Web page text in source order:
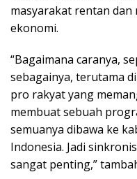
masyarakat rentan
ekonomi.
“Bagaimana caranya,
sebagainya, terutama
pro rakyat yang
membuat sebuah
semuanya dibawa ke
Indonesia. Jadi
sangat penting,”